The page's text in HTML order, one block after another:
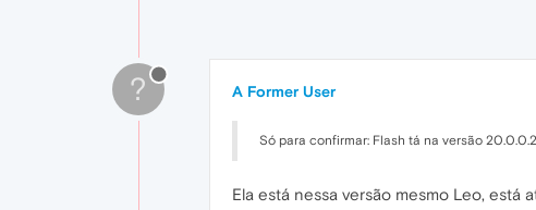
? A Former User
Só para confirmar: Flash tá na versão
Ela está nessa versão mesmo Leo, está